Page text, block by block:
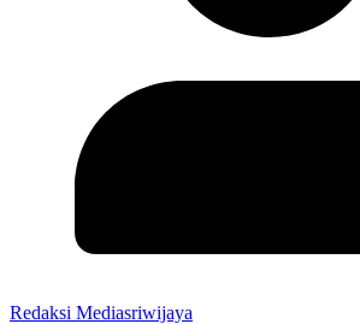
Redaksi Mediasriwijaya